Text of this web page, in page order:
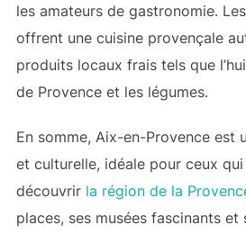
les amateurs de gastronomie.
offrent une cuisine provençale
produits locaux frais tels que
de Provence et les légumes.
En somme, Aix-en-Provence est
et culturelle, idéale pour ceux
découvrirla région de la
places, ses musées fascinants et